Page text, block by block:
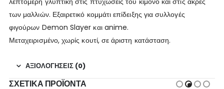
των μαλλιών. Εξαιρετικό κομμάτι επίδειξης για συλλογές
φιγούρων Demon Slayer και anime.
Μεταχειρισμένο, χωρίς κουτί, σε άριστη κατάσταση.
ΑΞΙΟΛΟΓΉΣΕΙΣ (0)
ΣΧΕΤΙΚΆ ΠΡΟΪΌΝΤΑ